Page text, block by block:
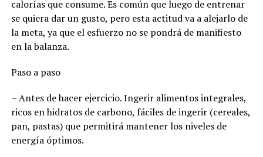
calorías que consume. Es común que luego de entrenar
se quiera dar un gusto, pero esta actitud va a alejarlo de
la meta, ya que el esfuerzo no se pondrá de manifiesto
en la balanza.
Paso a paso
– Antes de hacer ejercicio. Ingerir alimentos integrales,
ricos en hidratos de carbono, fáciles de ingerir (cereales,
pan, pastas) que permitirá mantener los niveles de
energía óptimos.